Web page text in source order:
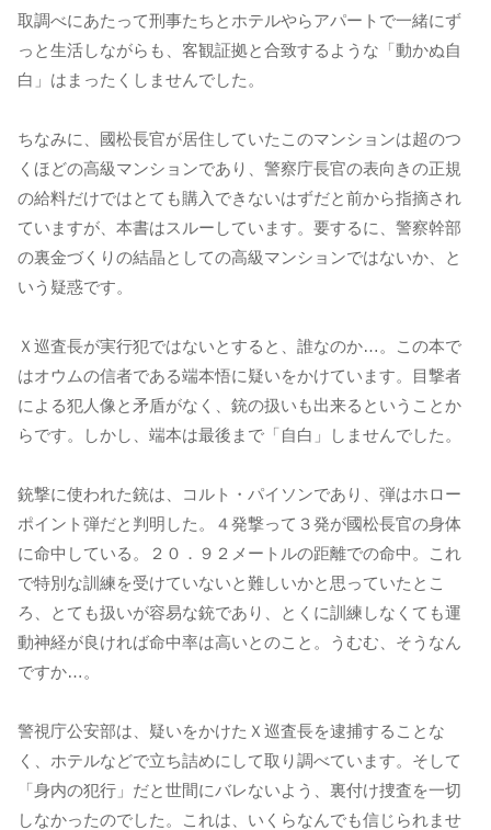
取調べにあたって刑事たちとホテルやらアパートで一緒にず
っと生活しながらも、客観証拠と合致するような「動かぬ自
白」はまったくしませんでした。
ちなみに、國松長官が居住していたこのマンションは超のつ
くほどの高級マンションであり、警察庁長官の表向きの正規
の給料だけではとても購入できないはずだと前から指摘され
ていますが、本書はスルーしています。要するに、警察幹部
の裏金づくりの結晶としての高級マンションではないか、と
いう疑惑です。
Ｘ巡査長が実行犯ではないとすると、誰なのか…。この本で
はオウムの信者である端本悟に疑いをかけています。目撃者
による犯人像と矛盾がなく、銃の扱いも出来るということか
らです。しかし、端本は最後まで「自白」しませんでした。
銃撃に使われた銃は、コルト・パイソンであり、弾はホロー
ポイント弾だと判明した。４発撃って３発が國松長官の身体
に命中している。２０．９２メートルの距離での命中。これ
で特別な訓練を受けていないと難しいかと思っていたとこ
ろ、とても扱いが容易な銃であり、とくに訓練しなくても運
動神経が良ければ命中率は高いとのこと。うむむ、そうなん
ですか…。
警視庁公安部は、疑いをかけたＸ巡査長を逮捕することな
く、ホテルなどで立ち詰めにして取り調べています。そして
「身内の犯行」だと世間にバレないよう、裏付け捜査を一切
しなかったのでした。これは、いくらなんでも信じられませ